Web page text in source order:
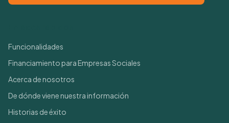
Funcionalidades
Financiamiento para Empresas Sociales
Acerca de nosotros
De dónde viene nuestra información
Historias de éxito